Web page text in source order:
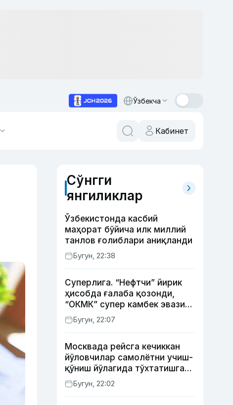
Ўзбекча
Кабинет
Сўнгги
янгиликлар
Ўзбекистонда касбий
маҳорат бўйича илк миллий
танлов ғолиблари аниқланди
Бугун, 22:38
Суперлига. “Нефтчи” йирик
ҳисобда ғалаба қозонди,
“ОКМК” супер камбек эвазига
“Бунёдкор”дан устун келди,
“Насаф” дуранг қайд этди
Бугун, 22:07
Москвада рейсга кечиккан
йўловчилар самолётни учиш-
қўниш йўлагида тўхтатишга
уринди (видео)
Бугун, 22:02